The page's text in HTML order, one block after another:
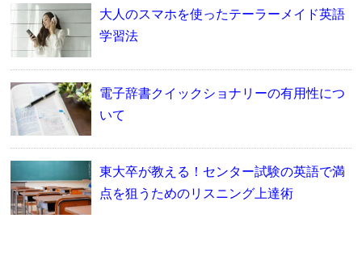
大人のスマホを使ったテーラーメイド英語
学習法
電子辞書クイックショナリーの有用性につ
いて
東大卒が教える！センター試験の英語で満
点を狙うためのリスニング上達術